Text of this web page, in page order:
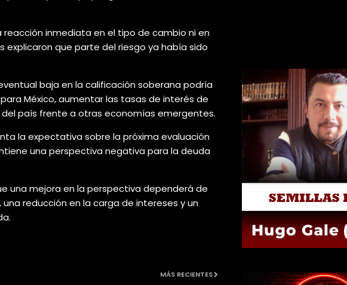
reacción inmediata en el tipo de cambio ni en
explicaron que parte del riesgo ya había sido
baja en la calificación soberana podría
México, aumentar las tasas de interés de
país frente a otras economías emergentes.
la expectativa sobre la próxima evaluación
una perspectiva negativa para la deuda
una mejora en la perspectiva dependerá de
reducción en la carga de intereses y un
MÁS RECIENTES